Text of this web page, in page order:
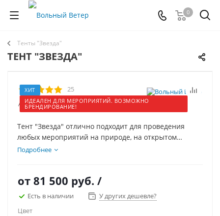
0
Тенты "Звезда"
TEНТ "ЗBEЗДА"
ХИТ
ИДЕАЛЕН ДЛЯ МЕРОПРИЯТИЙ. ВОЗМОЖНО
БРЕНДИРОВАНИЕ!
25
Артикул:32005
Тент "Звезда" отлично подходит для проведения
любых мероприятий на природе, на открытом
воздухе - таких как различные слёты и соревнования.
Подробнее
от 81 500 руб. /
Есть в наличии
У других дешевле?
Цвет